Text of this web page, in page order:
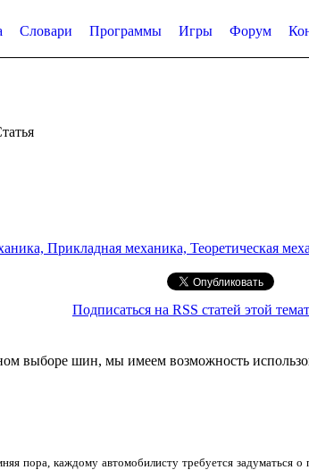
Словари Программы Игры Форум
Прикладная механика, Теоретическая
Подписаться на RSS статей этой
выборе шин, мы имеем возможность
пора, каждому автомобилисту требуется задуматься